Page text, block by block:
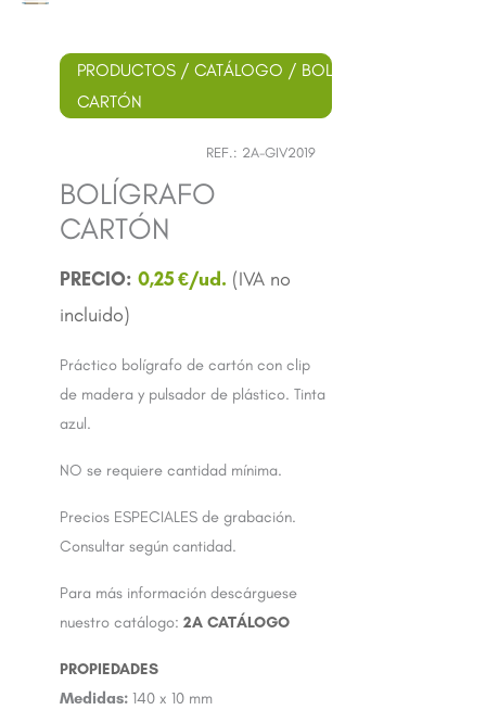
PRODUCTOS / CATÁLOGO / BOLÍGRAFOS
CARTÓN
REF.: 2A-GIV2019
BOLÍGRAFO
CARTÓN
0,25€
Práctico bolígrafo de cartón con clip
de madera y pulsador de plástico. Tinta
azul.
NO se requiere cantidad mínima.
Precios ESPECIALES de grabación.
Consultar según cantidad.
Para más información descárguese
nuestro catálogo: 2A CATÁLOGO
Medidas: 140 x 10 mm